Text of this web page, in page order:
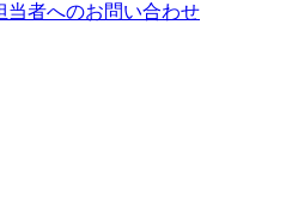
当者へのお問い合わせ